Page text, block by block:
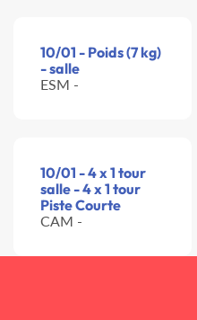
10/01 - Poids (7 kg)
- salle
ESM -
10/01 - 4 x 1 tour
salle - 4 x 1 tour
Piste Courte
CAM -